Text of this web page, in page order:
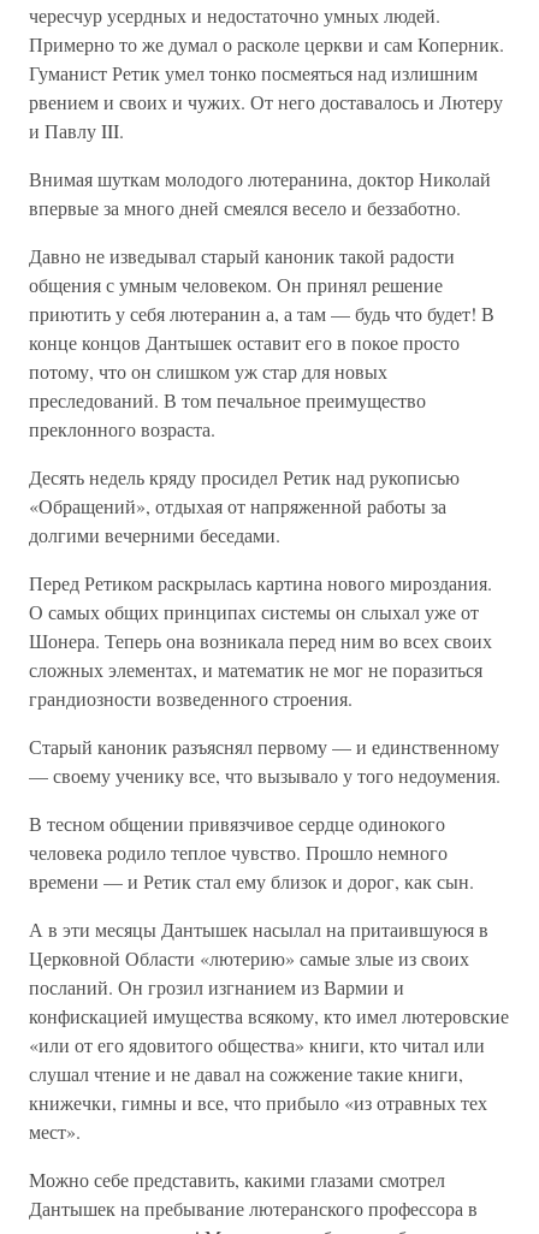
чересчур усердных и недостаточно умных людей.
Примерно то же думал о расколе церкви и сам Коперник.
Гуманист Ретик умел тонко посмеяться над излишним
рвением и своих и чужих. От него доставалось и Лютеру
и Павлу III.
Внимая шуткам молодого лютеранина, доктор Николай
впервые за много дней смеялся весело и беззаботно.
Давно не изведывал старый каноник такой радости
общения с умным человеком. Он принял решение
приютить у себя лютеранин а, а там — будь что будет! В
конце концов Дантышек оставит его в покое просто
потому, что он слишком уж стар для новых
преследований. В том печальное преимущество
преклонного возраста.
Десять недель кряду просидел Ретик над рукописью
«Обращений», отдыхая от напряженной работы за
долгими вечерними беседами.
Перед Ретиком раскрылась картина нового мироздания.
О самых общих принципах системы он слыхал уже от
Шонера. Теперь она возникала перед ним во всех своих
сложных элементах, и математик не мог не поразиться
грандиозности возведенного строения.
Старый каноник разъяснял первому — и единственному
— своему ученику все, что вызывало у того недоумения.
В тесном общении привязчивое сердце одинокого
человека родило теплое чувство. Прошло немного
времени — и Ретик стал ему близок и дорог, как сын.
А в эти месяцы Дантышек насылал на притаившуюся в
Церковной Области «лютерию» самые злые из своих
посланий. Он грозил изгнанием из Вармии и
конфискацией имущества всякому, кто имел лютеровские
«или от его ядовитого общества» книги, кто читал или
слушал чтение и не давал на сожжение такие книги,
книжечки, гимны и все, что прибыло «из отравных тех
мест».
Можно себе представить, какими глазами смотрел
Дантышек на пребывание лютеранского профессора в